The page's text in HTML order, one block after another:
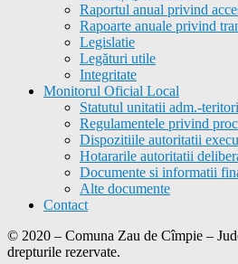
Raportul anual privind
Rapoarte anuale privind
Legislatie
Legături utile
Integritate
Monitorul Oficial Local
Statutul unitatii adm.-
Regulamentele privind
Dispozitiile autoritatii
Hotararile autoritatii
Documente si informatii
Alte documente
Contact
© 2020 – Comuna Zau de Cîmpie –
drepturile rezervate.